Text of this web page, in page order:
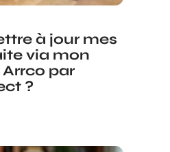
à jour mes
via mon
par
?